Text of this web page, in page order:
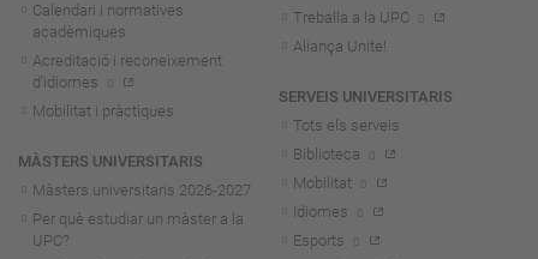
Calendari i normatives
acadèmiques
Acreditació i reconeixement
d'idiomes
Mobilitat i pràctiques
MÀSTERS UNIVERSITARIS
Màsters universitaris 2026-2027
Per què estudiar un màster a la
UPC?
Treballa a la UPC
Aliança Unite!
SERVEIS UNIVERSITARIS
Tots els serveis
Biblioteca
Mobilitat
Idiomes
Esports